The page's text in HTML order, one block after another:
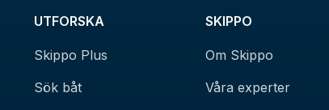
UTFORSKA
Skippo Plus
Sök båt
SKIPPO
Om Skippo
Våra experter